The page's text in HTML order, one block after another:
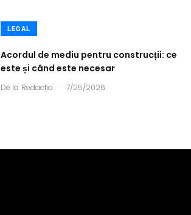
LEGAL
Acordul de mediu pentru construcții: ce
este și când este necesar
De la Redacția . 7/25/2026